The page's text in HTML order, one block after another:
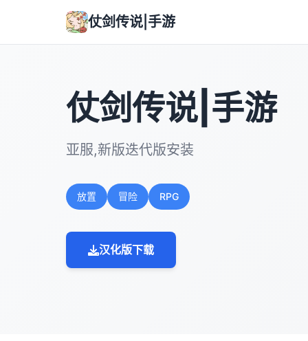
仗剑传说|手游
仗剑传说|手游
亚服,新版迭代版安装
放置 冒险 RPG
汉化版下载